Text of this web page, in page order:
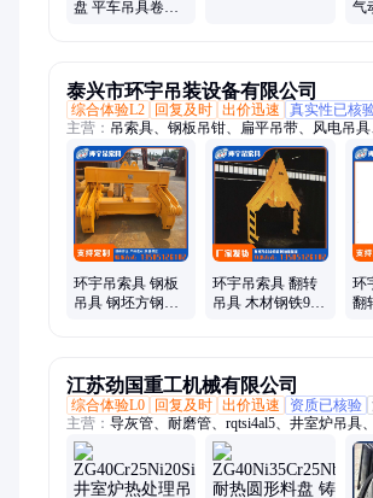
盘 平车吊具卷筒
气
泰兴市环宇吊装设备有限公司
综合体验L2
回复及时 出价迅速 真实性已核
主营： 吊索具、钢板吊钳、扁平吊带、风电吊
丝绳吊具、编钢丝绳索具、电动钢卷吊钳
环宇吊索具 钢板
吊具 钢坯方钢索
环宇吊索具 翻转
吊具 木材钢铁90
环
翻
江苏劲国重工机械有限公司
综合体验L0
回复及时 出价迅速 资质已核验
主营： 导灰管、耐磨管、rqtsi4al5、井室炉吊具
zgmn13cr2、炉门框、铸钢管、zg40cr9si2、双
板、铸造衬板、高温滑块、耐热铸铁、白口铸
zg4cr25ni20si2、zg30cr25ni35nb、zg35cr24ni7sin